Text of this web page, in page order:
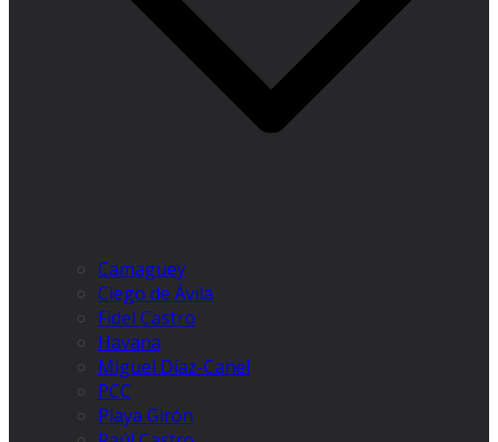
Camagüey
Ciego de Ávila
Fidel Castro
Havana
Miguel Díaz-Canel
PCC
Playa Girón